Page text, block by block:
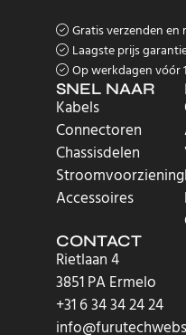
Gratis verzenden en
Laagste prijs
Op werkdagen vóór
SNEL NAAR
Kabels
Connectoren
Chassisdelen
Stroomvoorziening
Accessoires
CONTACT
Rietlaan 4
3851 PA Ermelo
+31 6 34 34 24 24